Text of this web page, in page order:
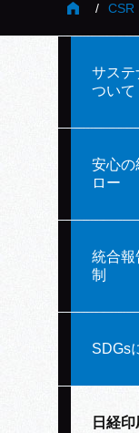
CSR
サステ
ついて
安心の
ロー
統合報
制
SDGs
日経